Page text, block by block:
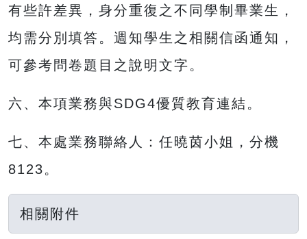
有些許差異，身分重復之不同學制畢業生，
均需分別填答。週知學生之相關信函通知，
可參考問卷題目之說明文字。
六、本項業務與SDG4優質教育連結。
七、本處業務聯絡人：任曉茵小姐，分機
8123。
相關附件